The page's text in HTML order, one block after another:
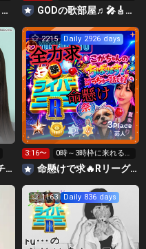
わかなっち。@ADHDと手帳タイム
中、皆様楽しんでい
って下さい😆🎸
GODの歌部屋♬🎤🎸☆♬🌟
長谷川 雅（SKE48 チームE）
3Place
芸人
2215 Daily 2926 days
3:16〜
0時～3時枠に来れる方
キラキラ以外出来たら
温存🙏
命懸けで求🔥Rリーグ👑夏祭実行委員長🎆こがちゃんのちばります
1163 Daily 836 days